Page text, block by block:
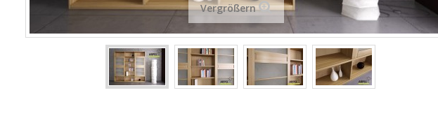
Vergrößern